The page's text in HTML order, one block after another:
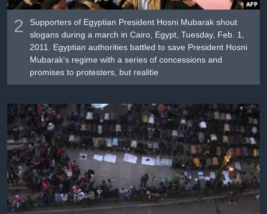
2
Supporters of Egyptian President Hosni Mubarak shout
slogans during a march in Cairo, Egypt, Tuesday, Feb. 1,
2011. Egyptian authorities battled to save President Hosni
Mubarak's regime with a series of concessions and
promises to protesters, but realitie